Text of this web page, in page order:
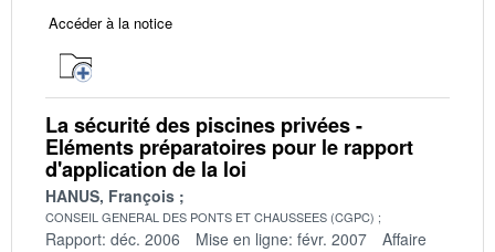
Accéder à la notice
La sécurité des piscines privées -
Eléments préparatoires pour le rapport
d'application de la loi
HANUS, François
CONSEIL GENERAL DES PONTS ET CHAUSSEES (CGPC)
Rapport: déc. 2006 Mise en ligne: févr. 2007
Affaire